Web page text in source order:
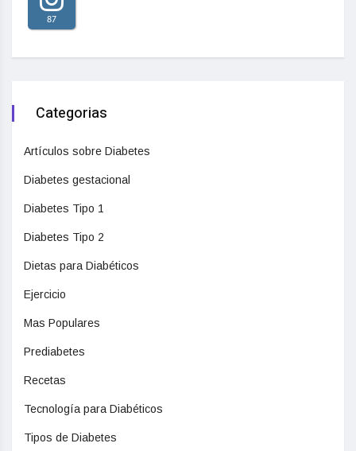
87
Categorias
Artículos sobre Diabetes
Diabetes gestacional
Diabetes Tipo 1
Diabetes Tipo 2
Dietas para Diabéticos
Ejercicio
Mas Populares
Prediabetes
Recetas
Tecnología para Diabéticos
Tipos de Diabetes